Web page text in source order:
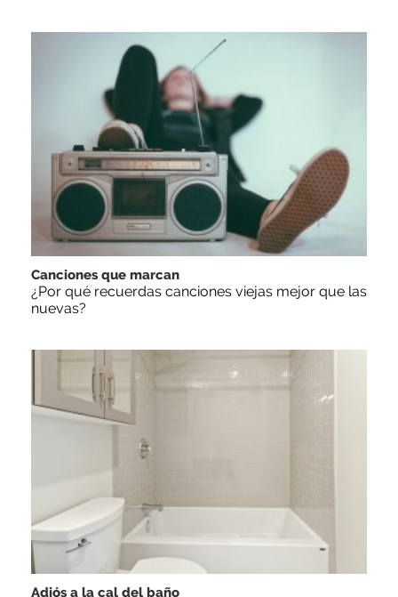
Canciones que marcan
¿Por qué recuerdas canciones viejas mejor que las
nuevas?
Adiós a la cal del baño